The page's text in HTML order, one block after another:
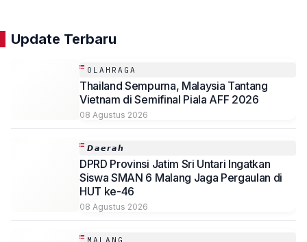
Update Terbaru
OLAHRAGA
Thailand Sempurna, Malaysia Tantang
Vietnam di Semifinal Piala AFF 2026
08 Agustus 2026
𝘿𝙖𝙚𝙧𝙖𝙝
DPRD Provinsi Jatim Sri Untari Ingatkan
Siswa SMAN 6 Malang Jaga Pergaulan di
HUT ke-46
08 Agustus 2026
MALANG